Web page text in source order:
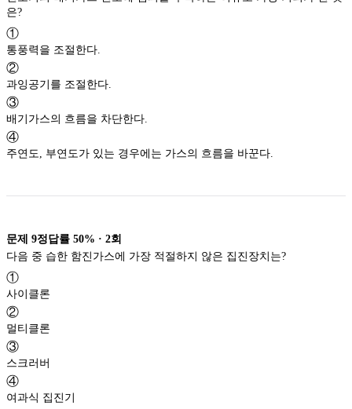
①
통풍력을 조절한다.
②
과잉공기를 조절한다.
③
배기가스의 흐름을 차단한다.
④
주연도, 부연도가 있는 경우에는 가스의 흐름을 바꾼다.
문제 9정답률 50% · 2회
①
사이클론
②
멀티클론
③
스크러버
④
여과식 집진기